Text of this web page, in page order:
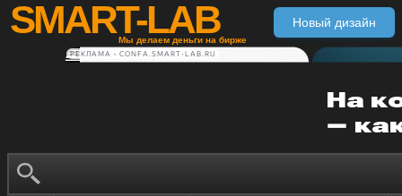
SMART-LAB
Мы делаем деньги на бирже
Новый дизайн
РЕКЛАМА • CONFA.SMART-LAB.RU